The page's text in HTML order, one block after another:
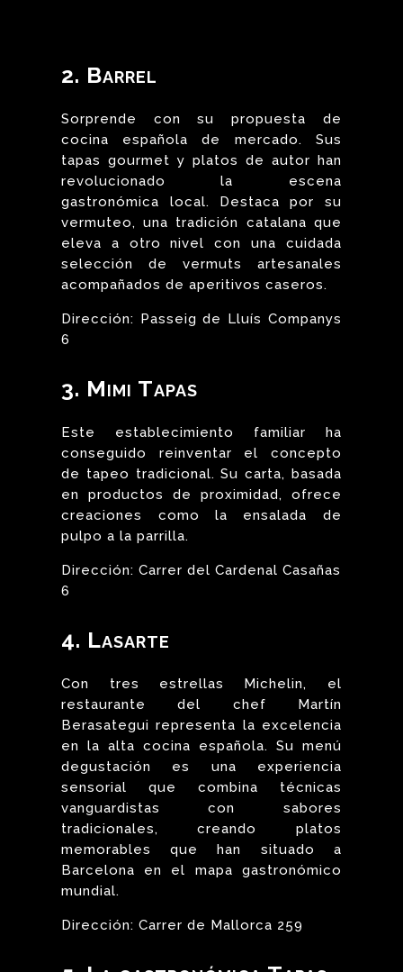
2. Barrel
Sorprende con su propuesta de
cocina española de mercado. Sus
tapas gourmet y platos de autor han
revolucionado la escena
gastronómica local. Destaca por su
vermuteo, una tradición catalana que
eleva a otro nivel con una cuidada
selección de vermuts artesanales
acompañados de aperitivos caseros.
Dirección: Passeig de Lluís Companys
6
3. Mimi Tapas
Este establecimiento familiar ha
conseguido reinventar el concepto
de tapeo tradicional. Su carta, basada
en productos de proximidad, ofrece
creaciones como la ensalada de
pulpo a la parrilla.
Dirección: Carrer del Cardenal Casañas
6
4. Lasarte
Con tres estrellas Michelin, el
restaurante del chef Martín
Berasategui representa la excelencia
en la alta cocina española. Su menú
degustación es una experiencia
sensorial que combina técnicas
vanguardistas con sabores
tradicionales, creando platos
memorables que han situado a
Barcelona en el mapa gastronómico
mundial.
Dirección: Carrer de Mallorca 259